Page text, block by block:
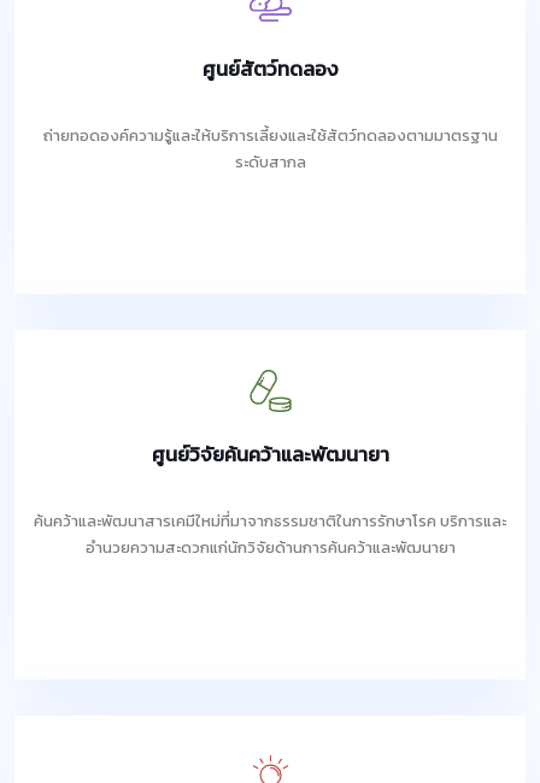
ศูนย์สัตว์ทดลอง
ถ่ายทอดองค์ความรู้และให้บริการเลี้ยงและใช้สัตว์ทดลองตามมาตรฐาน
ระดับสากล
ศูนย์วิจัยค้นคว้าและพัฒนายา
ค้นคว้าและพัฒนาสารเคมีใหม่ที่มาจากธรรมชาติในการรักษาโรค บริการและ
อำนวยความสะดวกแก่นักวิจัยด้านการค้นคว้าและพัฒนายา